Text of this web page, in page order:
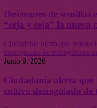
Defensores de
“ceja y ceja” la nueva
Ciudadanía alerta que
desregulado de transgénicos
Junio 9, 2026
Ciudadanía alerta que
cultivo desregulado de